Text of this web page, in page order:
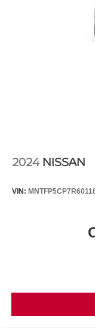
2024 NISSAN
VIN: